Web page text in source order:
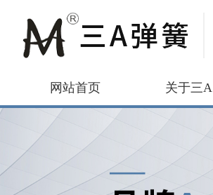
网站首页 关于三A